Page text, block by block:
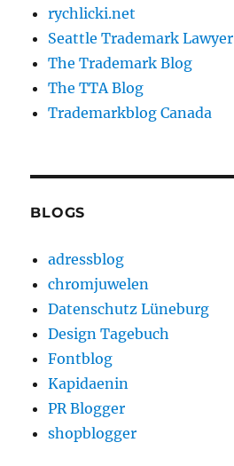
rychlicki.net
Seattle Trademark Lawyer
The Trademark Blog
The TTA Blog
Trademarkblog Canada
BLOGS
adressblog
chromjuwelen
Datenschutz Lüneburg
Design Tagebuch
Fontblog
Kapidaenin
PR Blogger
shopblogger